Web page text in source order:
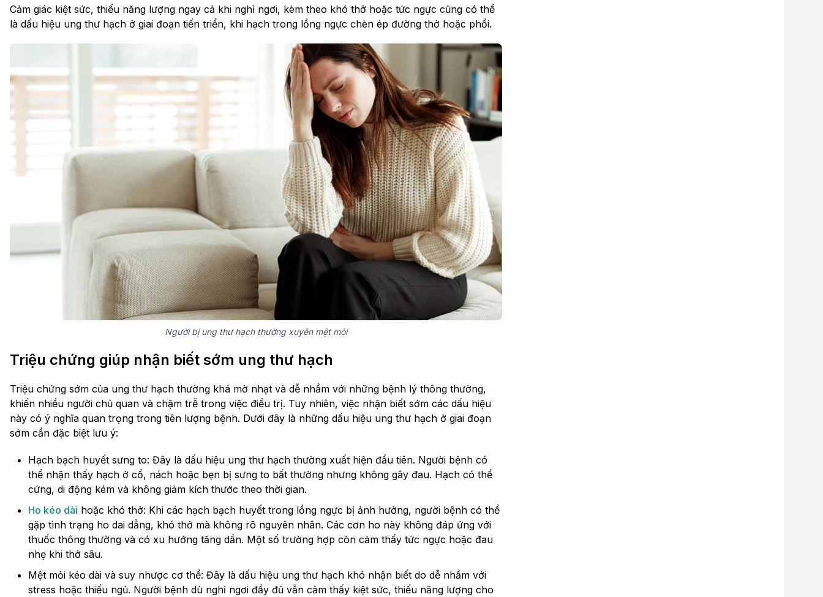
Cảm giác kiệt sức, thiếu năng lượng ngay cả khi nghỉ ngơi, kèm theo khó thở hoặc tức ngực cũng có thể
là dấu hiệu ung thư hạch ở giai đoạn tiến triển, khi hạch trong lồng ngực chèn ép đường thở hoặc phổi.
Người bị ung thư hạch thường xuyên mệt mỏi
Triệu chứng giúp nhận biết sớm ung thư hạch
Triệu chứng sớm của ung thư hạch thường khá mờ nhạt và dễ nhầm với những bệnh lý thông thường,
khiến nhiều người chủ quan và chậm trễ trong việc điều trị. Tuy nhiên, việc nhận biết sớm các dấu hiệu
này có ý nghĩa quan trọng trong tiên lượng bệnh. Dưới đây là những dấu hiệu ung thư hạch ở giai đoạn
sớm cần đặc biệt lưu ý:
Hạch bạch huyết sưng to: Đây là dấu hiệu ung thư hạch thường xuất hiện đầu tiên. Người bệnh có
thể nhận thấy hạch ở cổ, nách hoặc bẹn bị sưng to bất thường nhưng không gây đau. Hạch có thể
cứng, di động kém và không giảm kích thước theo thời gian.
Ho kéo dài hoặc khó thở: Khi các hạch bạch huyết trong lồng ngực bị ảnh hưởng, người bệnh có thể
gặp tình trạng ho dai dẳng, khó thở mà không rõ nguyên nhân. Các cơn ho này không đáp ứng với
thuốc thông thường và có xu hướng tăng dần. Một số trường hợp còn cảm thấy tức ngực hoặc đau
nhẹ khi thở sâu.
Mệt mỏi kéo dài và suy nhược cơ thể: Đây là dấu hiệu ung thư hạch khó nhận biết do dễ nhầm với
stress hoặc thiếu ngủ. Người bệnh dù nghỉ ngơi đầy đủ vẫn cảm thấy kiệt sức, thiếu năng lượng cho